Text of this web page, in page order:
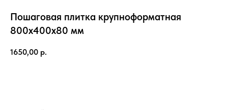
Пошаговая плитка крупноформатная
800х400х80 мм
1650,00 р.